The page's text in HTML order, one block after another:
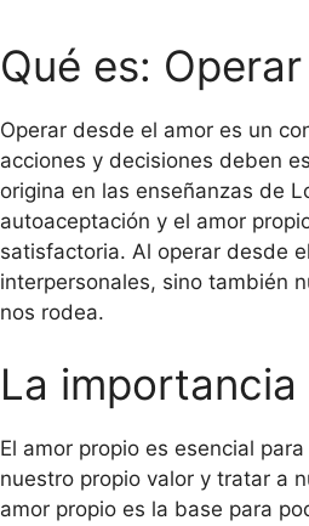
Qué es:
Operar desde el amor es un
acciones y decisiones deben
origina en las enseñanzas de
autoaceptación y el amor
satisfactoria. Al operar desde
interpersonales, sino también
nos rodea.
La
El amor propio es esencial
nuestro propio valor y tratar a
amor propio es la base para